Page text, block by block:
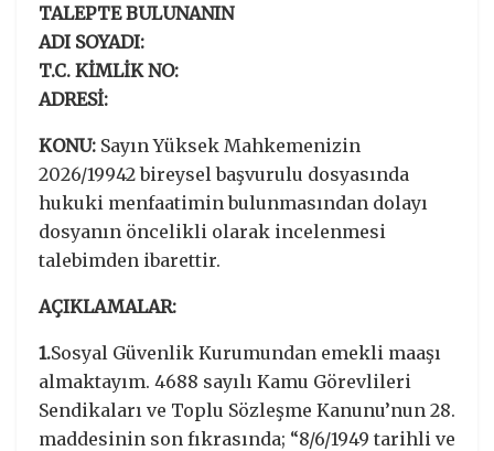
TALEPTE BULUNANIN
ADI SOYADI:
T.C. KİMLİK NO:
ADRESİ:
KONU: Sayın Yüksek Mahkemenizin
2026/19942 bireysel başvurulu dosyasında
hukuki menfaatimin bulunmasından dolayı
dosyanın öncelikli olarak incelenmesi
talebimden ibarettir.
AÇIKLAMALAR:
1.Sosyal Güvenlik Kurumundan emekli maaşı
almaktayım. 4688 sayılı Kamu Görevlileri
Sendikaları ve Toplu Sözleşme Kanunu’nun 28.
maddesinin son fıkrasında; “8/6/1949 tarihli ve